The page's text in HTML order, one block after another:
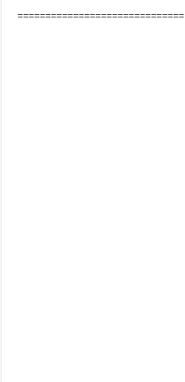
==============================